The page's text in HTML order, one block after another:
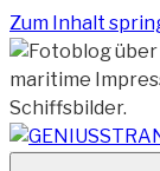
Zum Inhalt